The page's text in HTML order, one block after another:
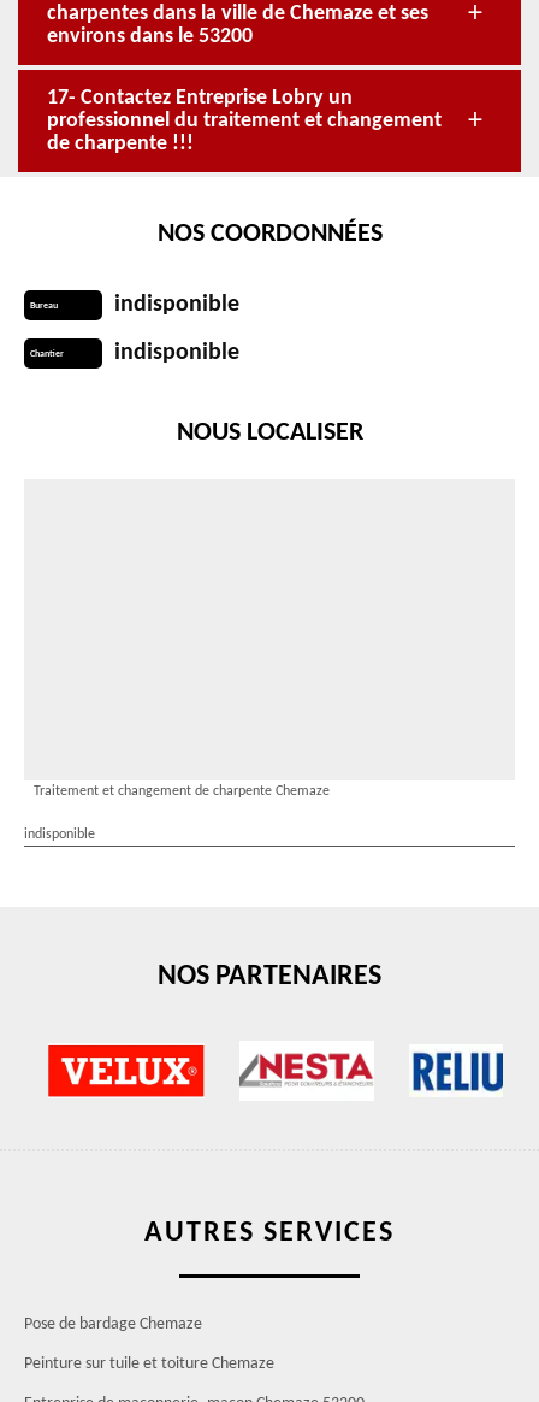
charpentes dans la ville de Chemaze et ses
environs dans le 53200
17- Contactez Entreprise Lobry un
professionnel du traitement et changement
de charpente !!!
NOS COORDONNÉES
Bureau indisponible
Chantier indisponible
NOUS LOCALISER
Traitement et changement de charpente Chemaze
indisponible
NOS PARTENAIRES
AUTRES SERVICES
Pose de bardage Chemaze
Peinture sur tuile et toiture Chemaze